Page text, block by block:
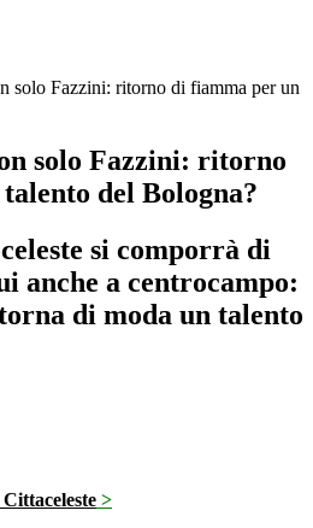
solo Fazzini: ritorno di fiamma per un
solo Fazzini: ritorno
del Bologna?
si comporrà di
anche a centrocampo:
di moda un talento
>